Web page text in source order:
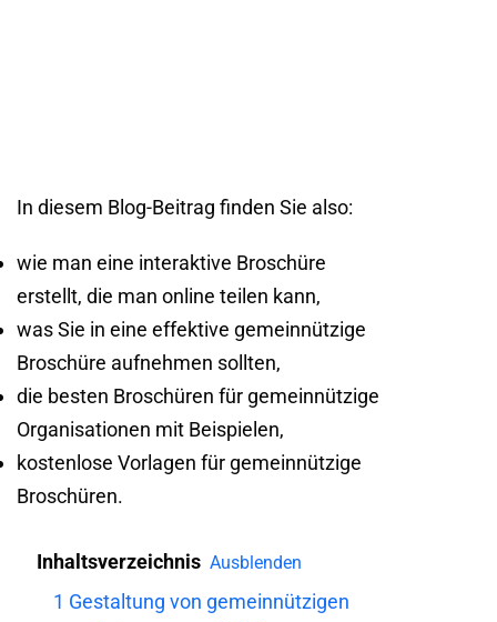
In diesem Blog-Beitrag finden Sie also:
wie man eine interaktive Broschüre
erstellt, die man online teilen kann,
was Sie in eine effektive gemeinnützige
Broschüre aufnehmen sollten,
die besten Broschüren für gemeinnützige
Organisationen mit Beispielen,
kostenlose Vorlagen für gemeinnützige
Broschüren.
Inhaltsverzeichnis Ausblenden
1 Gestaltung von gemeinnützigen